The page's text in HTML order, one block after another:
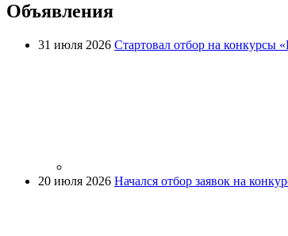
Объявления
31 июля 2026 Стартовал отбор на конкурсы
20 июля 2026 Начался отбор заявок на